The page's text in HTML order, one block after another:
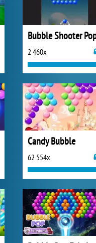
Bubble Shooter
2 460x
Candy Bubble
62 554x